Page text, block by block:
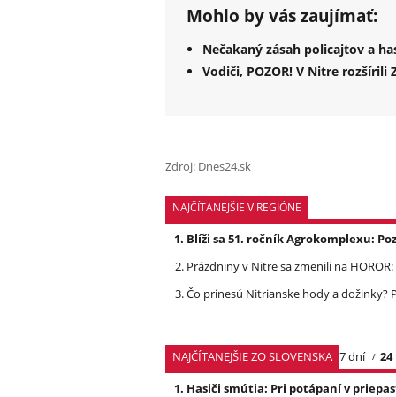
Mohlo by vás zaujímať:
Nečakaný zásah policajtov a
Vodiči, POZOR! V Nitre
Zdroj: Dnes24.sk
NAJČÍTANEJŠIE V REGIÓNE
Blíži sa 51. ročník Agrokomplexu:
Prázdniny v Nitre sa zmenili na
Čo prinesú Nitrianske hody a dožinky?
NAJČÍTANEJŠIE ZO SLOVENSKA 7 dní
Hasiči smútia: Pri potápaní v